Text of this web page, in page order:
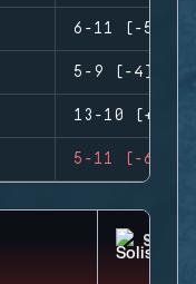
6-11 (-5)
5-9 (-4)
13-10 (+3)
5-11 (-6)
SOLIS